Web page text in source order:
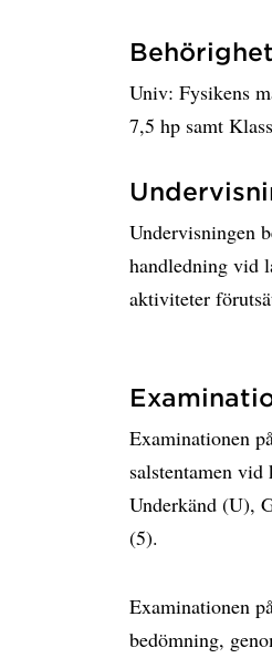
Univ: Fysikens
7,5 hp samt
Undervisningen
handledning vid
aktiviteter
Examinationen
salstentamen
Underkänd (U),
(5).
Examinationen
bedömning,